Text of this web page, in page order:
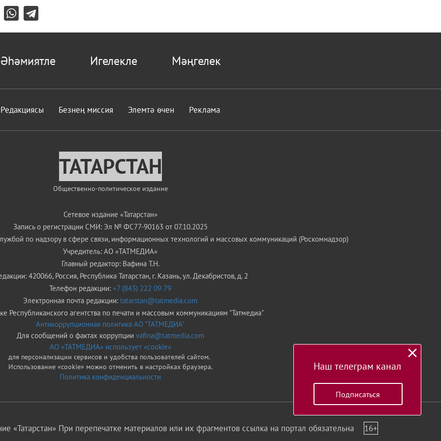
Әһәмиятле Игелекле Мәңгелек
Редакциясы Безнең миссия Элемтә өчен Реклама
ТАТАРСТАН
Общественно-политическое издание
Сетевое издание «Татарстан»
Запись о регистрации СМИ: Эл № ФС77-90163 от 07.10.2025
по надзору в сфере связи, информационных технологий и массовых коммуникаций (Роскомнадзор)
Учредитель: АО «ТАТМЕДИА»
Главный редактор: Вафина Т.Н.
420066, Россия, Республика Татарстан, г. Казань, ул. Декабристов, д. 2
Телефон редакции: +7 (843) 222 09 79
Электронная почта редакции: tatarstan@tatmedia.com
Республиканского агентства по печати и массовым коммуникациям "Татмедиа"
Антикоррупционная политика АО "ТАТМЕДИА"
Для сообщений о фактах коррупции vafina@tatmedia.com
АО «ТАТМЕДИА» использует «cookie»
для персонализации сервисов и удобства пользователей сайтом.
Использование «cookie» можно отменить в настройках браузера.
Политика конфиденциальности
«Татарстан» При перепечатке материалов или их фрагментов ссылка на портал обязательна 16+
Наш телеграм канал
Подписаться